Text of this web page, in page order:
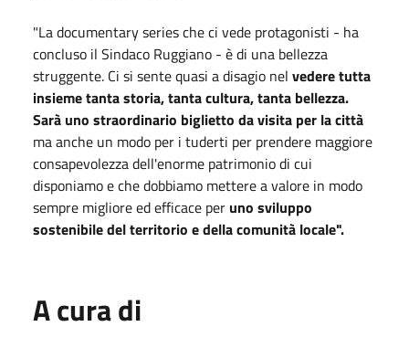
"La documentary series che ci vede protagonisti - ha
concluso il Sindaco Ruggiano - è di una bellezza
struggente. Ci si sente quasi a disagio nel vedere tutta
insieme tanta storia, tanta cultura, tanta bellezza.
Sarà uno straordinario biglietto da visita per la città
ma anche un modo per i tuderti per prendere maggiore
consapevolezza dell'enorme patrimonio di cui
disponiamo e che dobbiamo mettere a valore in modo
sempre migliore ed efficace per uno sviluppo
sostenibile del territorio e della comunità locale".
A cura di